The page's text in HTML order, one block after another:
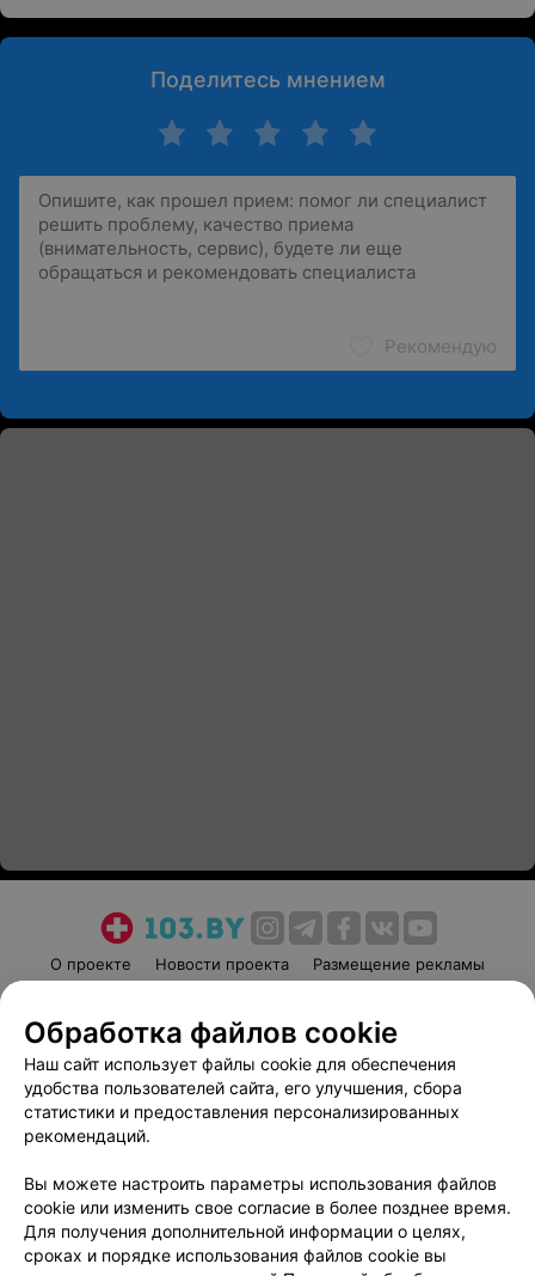
Поделитесь мнением
Рекомендую
О проекте Новости проекта
Размещение рекламы
Пользовательское соглашение
Способы оплаты
Вакансии
Партнеры
Написать руководителю 103.by
Обработка персональных данных
Обработка файлов cookie
Наш сайт использует файлы cookie для обеспечения
удобства пользователей сайта, его улучшения, сбора
статистики и предоставления персонализированных
рекомендаций.
Вы можете настроить параметры использования файлов
cookie или изменить свое согласие в более позднее время.
Для получения дополнительной информации о целях,
сроках и порядке использования файлов cookie вы